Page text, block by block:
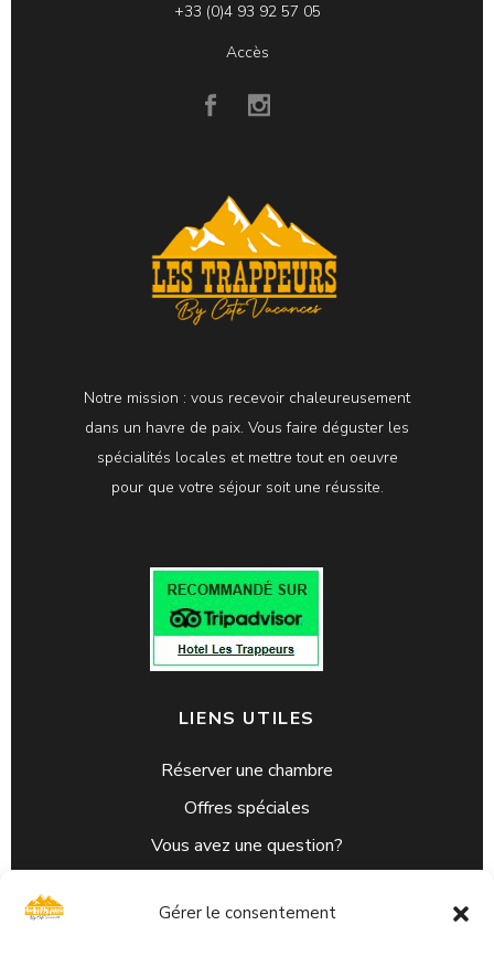
Gérer le consentement
+33 (0)4 93 92 57 05
Accès
Notre mission : vous recevoir chaleureusement
dans un havre de paix. Vous faire déguster les
spécialités locales et mettre tout en oeuvre
pour que votre séjour soit une réussite.
LIENS UTILES
Réserver une chambre
Offres spéciales
Vous avez une question?
L’Hôtel